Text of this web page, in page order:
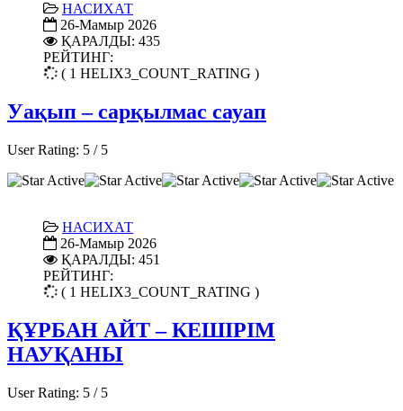
НАСИХАТ
26-Мамыр 2026
ҚАРАЛДЫ: 435
РЕЙТИНГ:
( 1 HELIX3_COUNT_RATING )
Уақып – сарқылмас сауап
User Rating: 5 / 5
НАСИХАТ
26-Мамыр 2026
ҚАРАЛДЫ: 451
РЕЙТИНГ:
( 1 HELIX3_COUNT_RATING )
ҚҰРБАН АЙТ – КЕШІРІМ
НАУҚАНЫ
User Rating: 5 / 5